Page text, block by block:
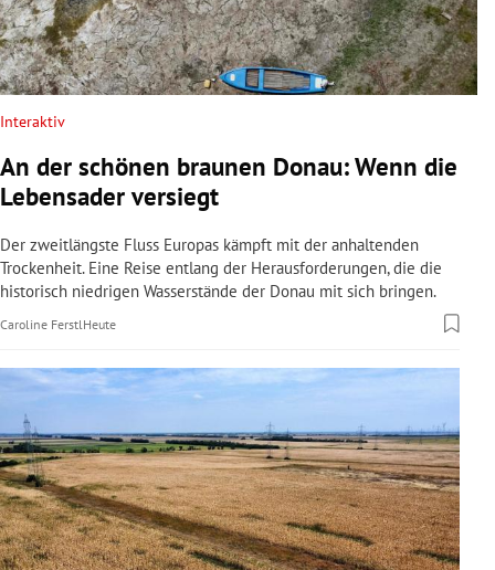
Untermenü
Untermenü
Untermenü
Untermenü
Untermenü
Untermenü
Untermenü
Untermenü
Interaktiv
An der schönen braunen Donau: Wenn die
Lebensader versiegt
Der zweitlängste Fluss Europas kämpft mit der anhaltenden
Trockenheit. Eine Reise entlang der Herausforderungen, die die
historisch niedrigen Wasserstände der Donau mit sich bringen.
Caroline Ferstl Heute